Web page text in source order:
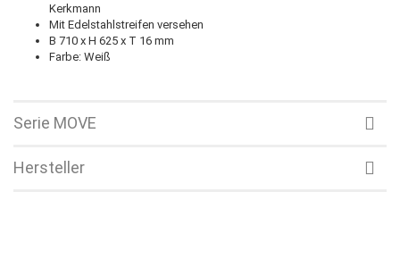
Kerkmann
Mit Edelstahlstreifen versehen
B 710 x H 625 x T 16 mm
Farbe: Weiß
Serie MOVE
Hersteller